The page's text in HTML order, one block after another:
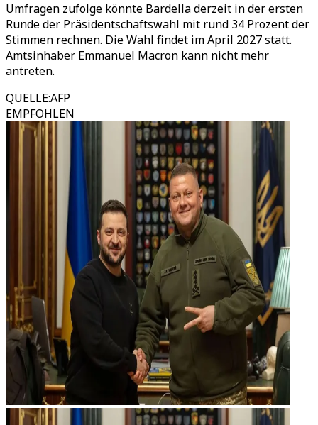
Umfragen zufolge könnte Bardella derzeit in der ersten
Runde der Präsidentschaftswahl mit rund 34 Prozent der
Stimmen rechnen. Die Wahl findet im April 2027 statt.
Amtsinhaber Emmanuel Macron kann nicht mehr
antreten.
QUELLE:AFP
EMPFOHLEN